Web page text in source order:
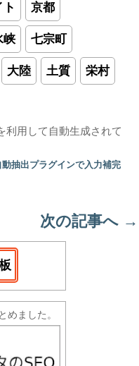
京都
峡 七宗町
大陸 土質 栄村
利用して自動生成されて
抽出プラグインで入力補完
次の記事へ →
めました。